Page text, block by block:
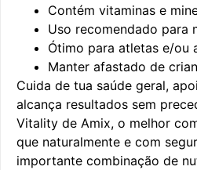
Contém vitaminas e
Uso recomendado para
Ótimo para atletas e/ou
Manter afastado de
Cuida de tua saúde geral,
alcança resultados sem
Vitality de Amix, o melhor
que naturalmente e com
importante combinação de